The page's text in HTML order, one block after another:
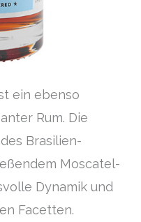
ein ebenso
Rum. Die
Brasilien-
Moscatel-
Dynamik und
Facetten.